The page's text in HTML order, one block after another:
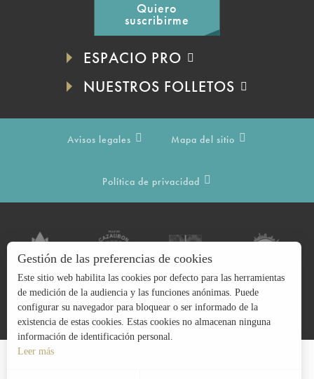
Quiero
suscribirme
ESPACIO PRO
NUESTROS FOLLETOS
Avisos legales Mapa del sitio
Política de privacidad
Gestión de las preferencias de cookies
Este sitio web habilita las cookies por defecto para las herramientas
de medición de la audiencia y las funciones anónimas. Puede
configurar su navegador para bloquear o ser informado de la
existencia de estas cookies. Estas cookies no almacenan ninguna
información de identificación personal.
Leer más